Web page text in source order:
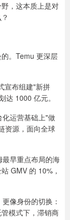
，这本质上是对
。Temu 更深层
宣布组建"新拼
达 1000 亿元。
运营基础上"做
资源，面向全球
早重点布局的海
GMV 的 10%，
像身份的切换：
模式下，滞销商